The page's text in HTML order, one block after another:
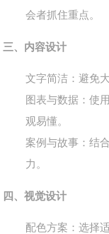
会者抓住重点。
三、内容设计
文字简洁 ：避免
图表与数据 ：使
观易懂。
案例与故事 ：结
力。
四、视觉设计
配色方案 ：选择